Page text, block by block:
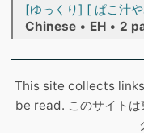
[ゆっくり] [ ぱこ汁
Chinese • EH • 2
This site collects
be read. このサイトは